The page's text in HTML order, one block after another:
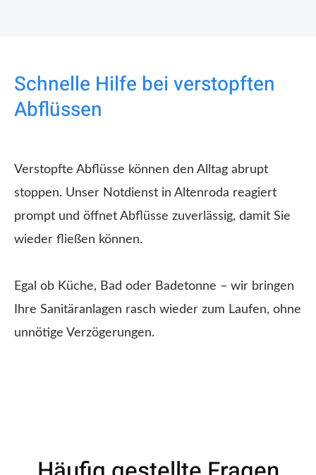
Schnelle Hilfe bei verstopften
Abflüssen
Verstopfte Abflüsse können den Alltag abrupt
stoppen. Unser Notdienst in Altenroda reagiert
prompt und öffnet Abflüsse zuverlässig, damit Sie
wieder fließen können.
Egal ob Küche, Bad oder Badetonne – wir bringen
Ihre Sanitäranlagen rasch wieder zum Laufen, ohne
unnötige Verzögerungen.